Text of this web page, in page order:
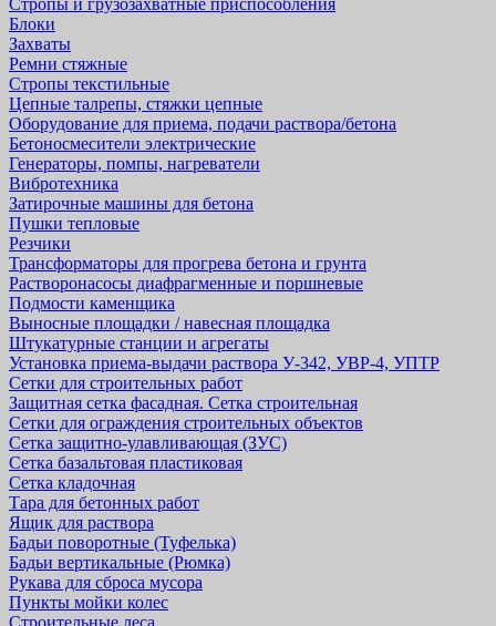
Стропы и грузозахватные приспособления
Блоки
Захваты
Ремни стяжные
Стропы текстильные
Цепные талрепы, стяжки цепные
Оборудование для приема, подачи раствора/бетона
Бетоносмесители электрические
Генераторы, помпы, нагреватели
Вибротехника
Затирочные машины для бетона
Пушки тепловые
Резчики
Трансформаторы для прогрева бетона и грунта
Растворонасосы диафрагменные и поршневые
Подмости каменщика
Выносные площадки / навесная площадка
Штукатурные станции и агрегаты
Установка приема-выдачи раствора У-342, УВР-4, УПТР
Сетки для строительных работ
Защитная cетка фасадная. Сетка строительная
Сетки для ограждения строительных объектов
Сетка защитно-улавливающая (ЗУС)
Сетка базальтовая пластиковая
Сетка кладочная
Тара для бетонных работ
Ящик для раствора
Бадьи поворотные (Туфелька)
Бадьи вертикальные (Рюмка)
Рукава для сброса мусора
Пункты мойки колес
Строительные леса